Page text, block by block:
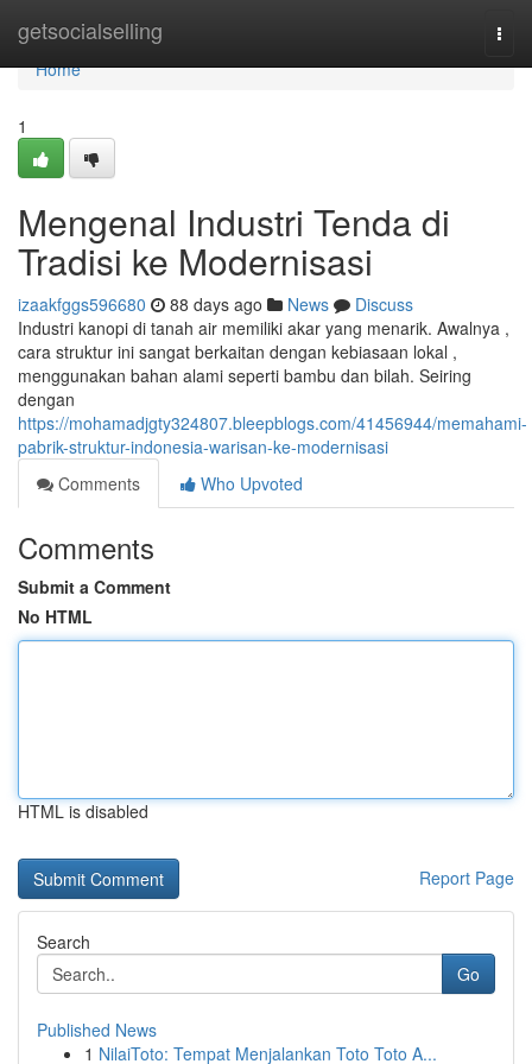
getsocialselling
Home
Home
1
Mengenal Industri Tenda di
Tradisi ke Modernisasi
izaakfggs596680 88 days ago News
Discuss
Industri kanopi di tanah air memiliki akar yang menarik. Awalnya ,
cara struktur ini sangat berkaitan dengan kebiasaan lokal ,
menggunakan bahan alami seperti bambu dan bilah. Seiring
dengan
https://mohamadjgty324807.bleepblogs.com/41456944/memahami-
pabrik-struktur-indonesia-warisan-ke-modernisasi
Comments
Who Upvoted
Comments
Submit a Comment
No HTML
HTML is disabled
Report Page
Search
Go
Published News
1 NilaiToto: Tempat Menjalankan Toto Toto A...